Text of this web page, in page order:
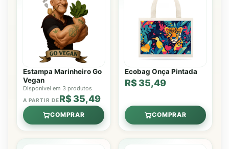
Estampa Marinheiro Go
Vegan
Disponível em 3 produtos
A PARTIR DER$ 35,49
COMPRAR
Ecobag Onça Pintada
R$ 35,49
COMPRAR